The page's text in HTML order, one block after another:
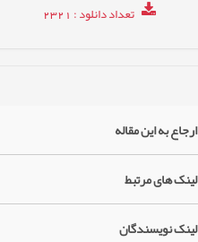
تعداد دانلود: 2321
ارجاع به این مقاله
لینک های مرتبط
لینک نویسندگان